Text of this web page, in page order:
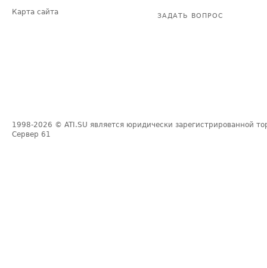
Карта сайта
ЗАДАТЬ ВОПРОС
1998-2026 © ATI.SU является юридически зарегистрированной
Сервер 61